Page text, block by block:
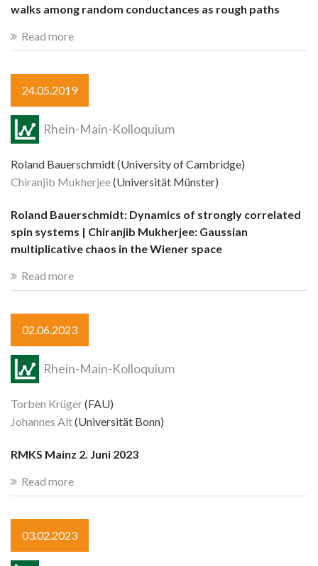
walks among random conductances as rough paths
Read more
24.05.2019
Rhein-Main-Kolloquium
Roland Bauerschmidt (University of Cambridge)
Chiranjib Mukherjee(Universität Münster)
Roland Bauerschmidt: Dynamics of strongly correlated
spin systems | Chiranjib Mukherjee: Gaussian
multiplicative chaos in the Wiener space
Read more
02.06.2023
Rhein-Main-Kolloquium
Torben Krüger(FAU)
Johannes Alt(Universität Bonn)
RMKS Mainz 2. Juni 2023
Read more
03.02.2023